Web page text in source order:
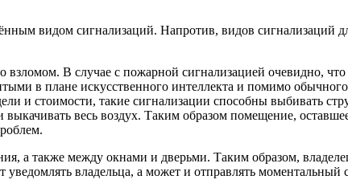
видом сигнализаций. Напротив, видов
взломом. В случае с пожарной сигнализацией очевидно,
в плане искусственного интеллекта и помимо
и стоимости, такие сигнализации способны выбивать
весь воздух. Таким образом помещение,
а также между окнами и дверьми. Таким образом,
владельца, а может и отправлять